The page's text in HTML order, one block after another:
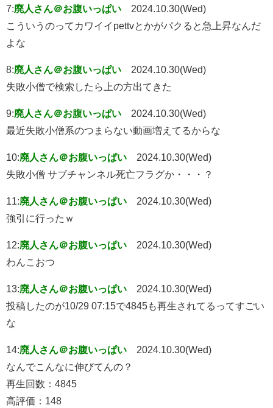
7:廃人さん＠お腹いっぱい
2024.10.30(Wed)
こういうのってカワイイpettvとかがパクると急上昇なんだ
よな
8:廃人さん＠お腹いっぱい
2024.10.30(Wed)
失敗小僧で検索したら上の方出てきた
9:廃人さん＠お腹いっぱい
2024.10.30(Wed)
最近失敗小僧系のつまらない動画増えてるからな
10:廃人さん＠お腹いっぱい
2024.10.30(Wed)
失敗小僧 サブチャンネル死亡フラグか・・・？
11:廃人さん＠お腹いっぱい
2024.10.30(Wed)
強引に行ったｗ
12:廃人さん＠お腹いっぱい
2024.10.30(Wed)
わんこおつ
13:廃人さん＠お腹いっぱい
2024.10.30(Wed)
投稿したのが10/29 07:15で4845も再生されてるってすごい
な
14:廃人さん＠お腹いっぱい
2024.10.30(Wed)
なんでこんなに伸びてんの？
再生回数：4845
高評価：148